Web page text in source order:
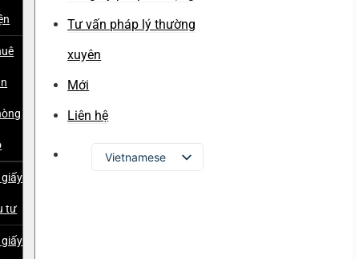
tư
Tư vấn pháp lý thường
xuyên
Mới
Liên hệ
Vietnamese